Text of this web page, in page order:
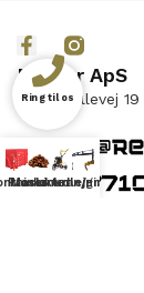
Ring til os
Rentor ApS
Holmmøllevej
Produkter
Maskinudlejning
kran/grab